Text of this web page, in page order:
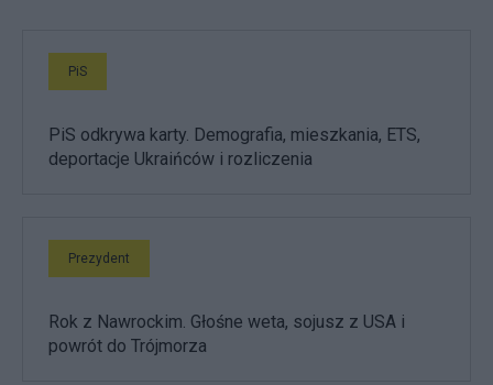
PiS
PiS odkrywa karty. Demografia, mieszkania, ETS,
deportacje Ukraińców i rozliczenia
Prezydent
Rok z Nawrockim. Głośne weta, sojusz z USA i
powrót do Trójmorza